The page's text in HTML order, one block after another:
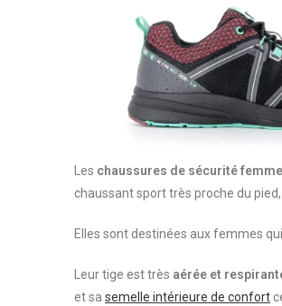
Les chaussures de sécurité
chaussant sport très proche du
Elles sont destinées aux femmes
Leur tige est très aérée et
et sa semelle intérieure de confort